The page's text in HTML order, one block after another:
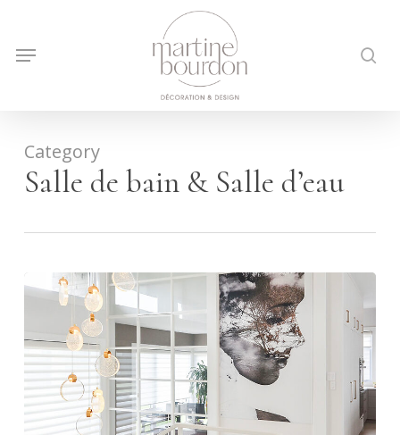
main
Menu
Category
Salle de bain & Salle d’eau